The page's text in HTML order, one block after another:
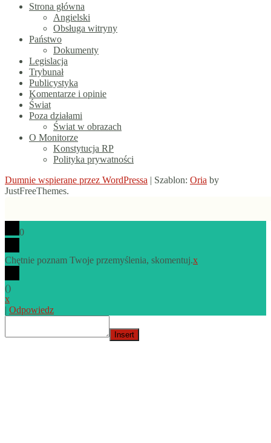
Strona główna
Angielski
Obsługa witryny
Państwo
Dokumenty
Legislacja
Trybunał
Publicystyka
Komentarze i opinie
Świat
Poza działami
Świat w obrazach
O Monitorze
Konstytucja RP
Polityka prywatności
Dumnie wspierane przez WordPressa | Szablon: Oria by
JustFreeThemes.
0
Chętnie poznam Twoje przemyślenia, skomentuj.x
()
x
| Odpowiedz
Insert